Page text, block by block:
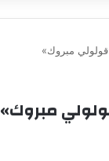
مبروك»
مبروك»